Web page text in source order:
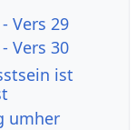
Vers 29
Vers 30
ist
umher